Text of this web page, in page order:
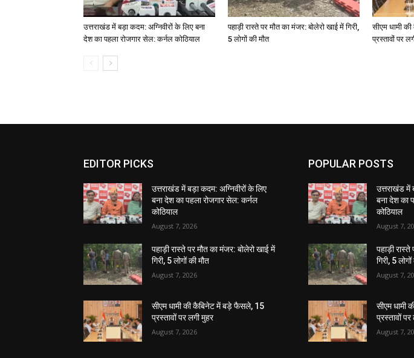
उत्तराखंड में बड़ा कदम: अग्निवीरों के लिए बना
देश का पहला रोजगार सेल: कर्नल कोठियाल
पहाड़ी रास्ते पर मौत का मंजर: बोलेरो खाई में गिरी,
5 लोगों की मौत
सीएम धामी
प्रस्तावों पर
EDITOR PICKS
उत्तराखंड में बड़ा कदम: अग्निवीरों के लिए
बना देश का पहला रोजगार सेल: कर्नल
कोठियाल
August 7, 2026
पहाड़ी रास्ते पर मौत का मंजर: बोलेरो खाई में
गिरी, 5 लोगों की मौत
August 7, 2026
सीएम धामी की कैबिनेट में बड़े फैसले, 15
प्रस्तावों पर लगी मुहर
August 7, 2026
POPULAR POSTS
उत्तराखंड में
बना देश का
कोठियाल
August 7,
पहाड़ी
गिरी, 5
August 7,
सीएम
प्रस्तावों
August 7,